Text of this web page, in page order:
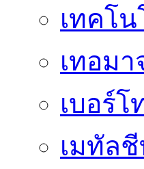
เทคโน
เทอมา
เบอร์
เมทัล